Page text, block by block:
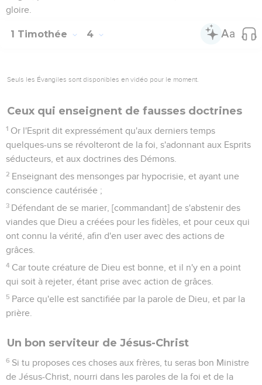
gloire.
1 Timothée 4
Seuls les Évangiles sont disponibles en vidéo pour le moment.
Ceux qui enseignent de fausses doctrines
1 Or l'Esprit dit expressément qu'aux derniers temps
quelques-uns se révolteront de la foi, s'adonnant aux Esprits
séducteurs, et aux doctrines des Démons.
2 Enseignant des mensonges par hypocrisie, et ayant une
conscience cautérisée ;
3 Défendant de se marier, [commandant] de s'abstenir des
viandes que Dieu a créées pour les fidèles, et pour ceux qui
ont connu la vérité, afin d'en user avec des actions de
grâces.
4 Car toute créature de Dieu est bonne, et il n'y en a point
qui soit à rejeter, étant prise avec action de grâces.
5 Parce qu'elle est sanctifiée par la parole de Dieu, et par la
prière.
Un bon serviteur de Jésus-Christ
6 Si tu proposes ces choses aux frères, tu seras bon Ministre
de Jésus-Christ, nourri dans les paroles de la foi et de la